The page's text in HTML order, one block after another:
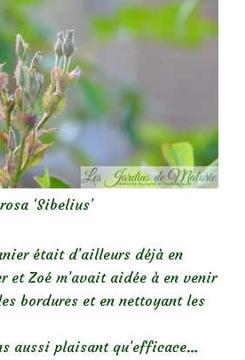
rosa ‘Sibelius’
était d’ailleurs déjà en
et Zoé m’avait aidée à en venir
bordures et en nettoyant les
aussi plaisant qu’efficace…